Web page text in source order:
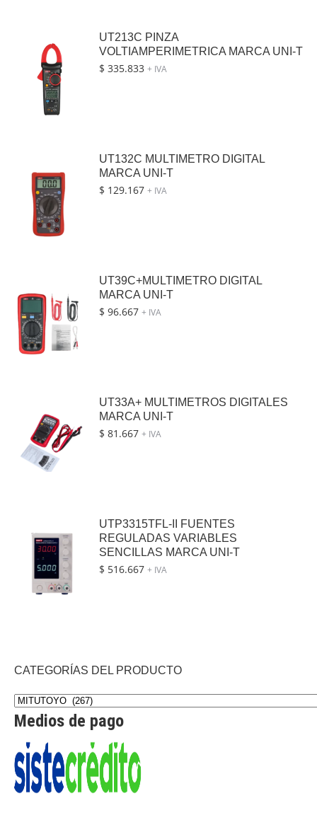
UT213C PINZA
VOLTIAMPERIMETRICA MARCA UNI-T
$ 335.833 + IVA
UT132C MULTIMETRO DIGITAL
MARCA UNI-T
$ 129.167 + IVA
UT39C+MULTIMETRO DIGITAL
MARCA UNI-T
$ 96.667 + IVA
UT33A+ MULTIMETROS DIGITALES
MARCA UNI-T
$ 81.667 + IVA
UTP3315TFL-II FUENTES
REGULADAS VARIABLES
SENCILLAS MARCA UNI-T
$ 516.667 + IVA
CATEGORÍAS DEL PRODUCTO
Medios de pago